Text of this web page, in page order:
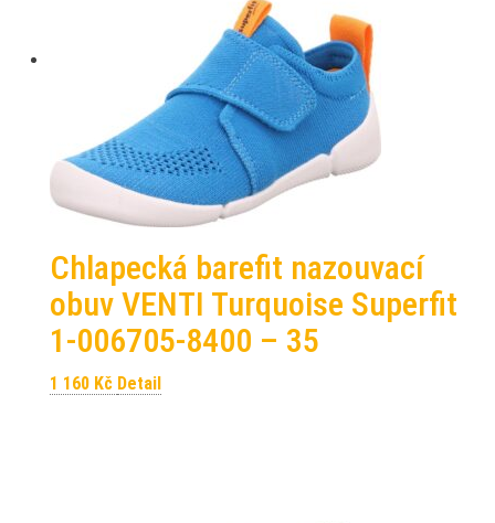
Chlapecká barefit nazouvací
obuv VENTI Turquoise Superfit
1-006705-8400 – 35
1 160 Kč Detail